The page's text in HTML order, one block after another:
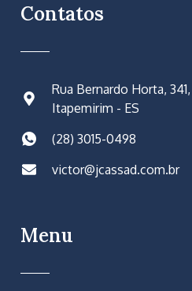
Contatos
Rua Bernardo Horta,
Itapemirim - ES
(28) 3015-0498
victor@jcassad.com.br
Menu